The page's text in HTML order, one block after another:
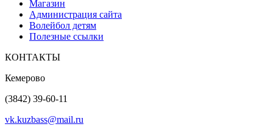
Магазин
Администрация сайта
Волейбол детям
Полезные ссылки
КОНТАКТЫ
Кемерово
(3842) 39-60-11
vk.kuzbass@mail.ru